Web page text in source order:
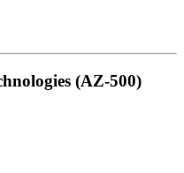
(AZ-500)